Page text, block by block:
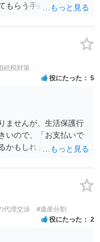
もらう手続をすすめた
続税対策
役にたった 5
ませんが、生活保護行
いので、「お支払いで
かもしれません。 通報
代理交渉 #遺産分割
役にたった 2